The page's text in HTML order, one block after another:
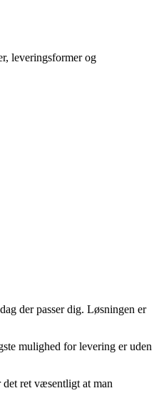
leveringsformer og
der passer dig. Løsningen er
mulighed for levering er uden
ret væsentligt at man